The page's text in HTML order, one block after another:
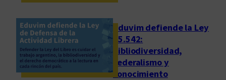
Eduvim defiende la Ley
25.542:
bibliodiversidad,
federalismo y
conocimiento